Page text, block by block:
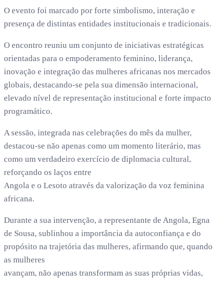
O evento foi marcado por forte simbolismo, interação e
presença de distintas entidades institucionais e tradicionais.
O encontro reuniu um conjunto de iniciativas estratégicas
orientadas para o empoderamento feminino, liderança,
inovação e integração das mulheres africanas nos mercados
globais, destacando-se pela sua dimensão internacional,
elevado nível de representação institucional e forte impacto
programático.
A sessão, integrada nas celebrações do mês da mulher,
destacou-se não apenas como um momento literário, mas
como um verdadeiro exercício de diplomacia cultural,
reforçando os laços entre
Angola e o Lesoto através da valorização da voz feminina
africana.
Durante a sua intervenção, a representante de Angola, Egna
de Sousa, sublinhou a importância da autoconfiança e do
propósito na trajetória das mulheres, afirmando que, quando
as mulheres
avançam, não apenas transformam as suas próprias vidas,